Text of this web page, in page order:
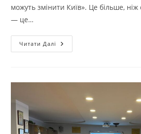
можуть змінити Київ». Це більше, ніж
— це…
Читати Далі